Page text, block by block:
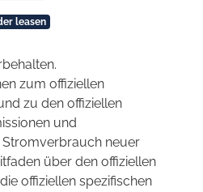
leasen
zum offiziellen
zu den offiziellen
und
neuer
über den offiziellen
offiziellen spezifischen